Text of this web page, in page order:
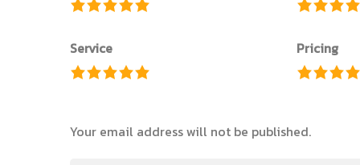
Service Pricing
Your email address will not be published.